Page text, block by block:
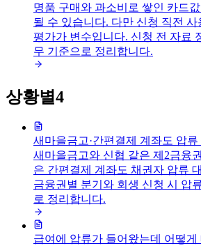
명품 구매와 과소비로 쌓인 카드
될 수 있습니다. 다만 신청 직전
평가가 변수입니다. 신청 전 자료
무 기준으로 정리합니다.
상황별4
새마을금고·간편결제 계좌도 압
새마을금고와 신협 같은 제2금융
은 간편결제 계좌도 채권자 압류
금융권별 분기와 회생 신청 시 압
로 정리합니다.
급여에 압류가 들어왔는데 어떻게